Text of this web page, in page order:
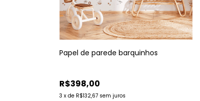
Papel de parede barquinhos
R$398,00
3 x de R$132,67 sem juros